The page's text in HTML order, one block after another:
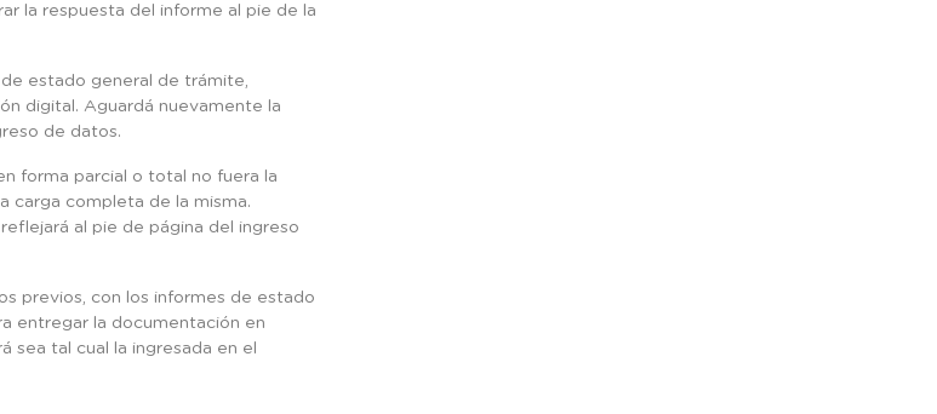
la respuesta del informe al pie de la
estado general de trámite,
digital. Aguardá nuevamente la
de datos.
forma parcial o total no fuera la
carga completa de la misma.
al pie de página del ingreso
previos, con los informes de estado
entregar la documentación en
sea tal cual la ingresada en el